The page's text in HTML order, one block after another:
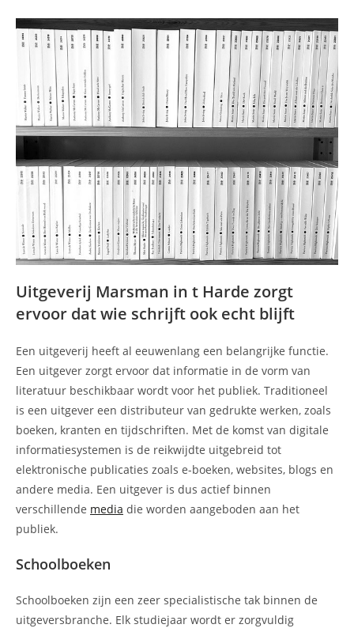
Uitgeverij Marsman in t Harde zorgt
ervoor dat wie schrijft ook echt blijft
Een uitgeverij heeft al eeuwenlang een belangrijke functie.
Een uitgever zorgt ervoor dat informatie in de vorm van
literatuur beschikbaar wordt voor het publiek. Traditioneel
is een uitgever een distributeur van gedrukte werken, zoals
boeken, kranten en tijdschriften. Met de komst van digitale
informatiesystemen is de reikwijdte uitgebreid tot
elektronische publicaties zoals e-boeken, websites, blogs en
andere media. Een uitgever is dus actief binnen
verschillende media die worden aangeboden aan het
publiek.
Schoolboeken
Schoolboeken zijn een zeer specialistische tak binnen de
uitgeversbranche. Elk studiejaar wordt er zorgvuldig